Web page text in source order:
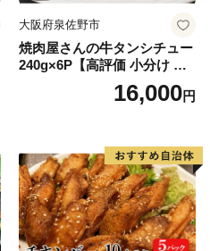
大阪府泉佐野市
焼肉屋さんの牛タンシチュー
240g×6P【高評価 小分け 惣
菜 牛たん 一人暮らし 冷凍】
16,000円